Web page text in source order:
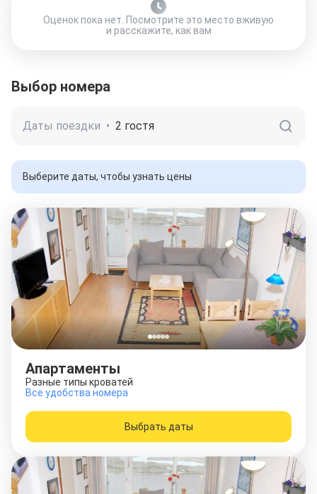
Оценок пока нет. Посмотрите это место вживую
и расскажите, как вам
Выбор номера
Даты поездки • 2 гостя
Выберите даты, чтобы узнать цены
Апартаменты
Разные типы кроватей
Все удобства номера
Выбрать даты